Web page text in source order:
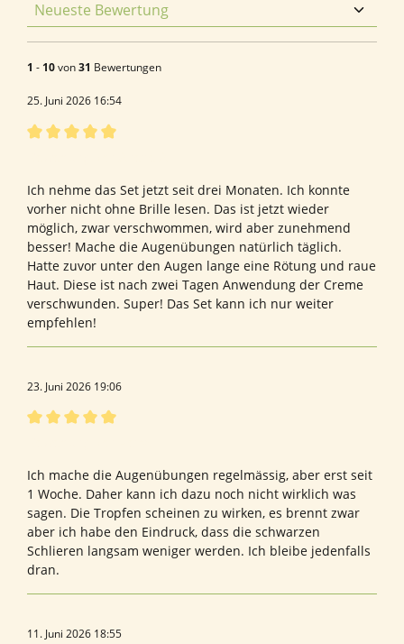
1 - 10von31 Bewertungen
25. Juni 2026 16:54
Ich nehme das Set jetzt seit drei Monaten. Ich konnte
vorher nicht ohne Brille lesen. Das ist jetzt wieder
möglich, zwar verschwommen, wird aber zunehmend
besser! Mache die Augenübungen natürlich täglich.
Hatte zuvor unter den Augen lange eine Rötung und raue
Haut. Diese ist nach zwei Tagen Anwendung der Creme
verschwunden. Super! Das Set kann ich nur weiter
empfehlen!
23. Juni 2026 19:06
Ich mache die Augenübungen regelmässig, aber erst seit
1 Woche. Daher kann ich dazu noch nicht wirklich was
sagen. Die Tropfen scheinen zu wirken, es brennt zwar
aber ich habe den Eindruck, dass die schwarzen
Schlieren langsam weniger werden. Ich bleibe jedenfalls
dran.
11. Juni 2026 18:55